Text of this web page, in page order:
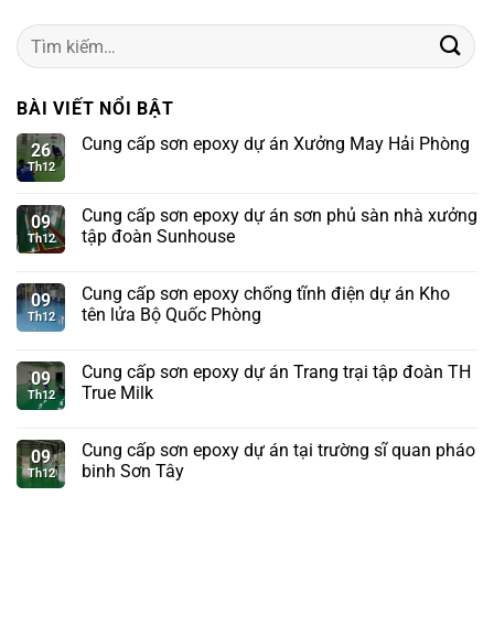
Tìm
kiếm:
BÀI VIẾT NỔI BẬT
26
Th12
Cung cấp sơn epoxy dự án Xưởng May Hải Phòng
09
Th12
Cung cấp sơn epoxy dự án sơn phủ sàn nhà xưởng
tập đoàn Sunhouse
09
Th12
Cung cấp sơn epoxy chống tĩnh điện dự án Kho
tên lửa Bộ Quốc Phòng
09
Th12
Cung cấp sơn epoxy dự án Trang trại tập đoàn TH
True Milk
09
Th12
Cung cấp sơn epoxy dự án tại trường sĩ quan pháo
binh Sơn Tây